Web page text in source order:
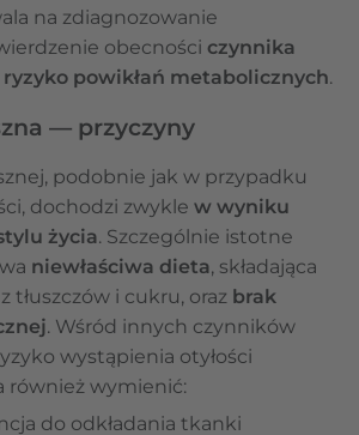
na zdiagnozowanie
obecności czynnika
powikłań metabolicznych.
— przyczyny
podobnie jak w przypadku
dochodzi zwykle w wyniku
życia. Szczególnie istotne
niewłaściwa dieta, składająca
tłuszczów i cukru, oraz brak
. Wśród innych czynników
wystąpienia otyłości
również wymienić:
do odkładania tkanki